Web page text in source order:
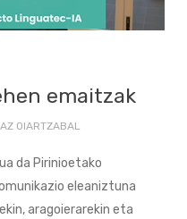
emaitzak
OIARTZABAL
da Pirinioetako
eleaniztuna
aragoierarekin eta